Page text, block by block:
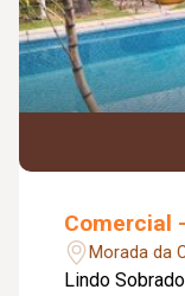
Comercial
Morada da
Lindo